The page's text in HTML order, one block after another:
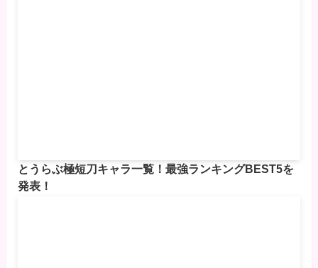
とうらぶ極短刀キャラ一覧！最強ランキングBEST5を
発表！